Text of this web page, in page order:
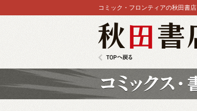
コミック・フロンティアの秋田書店